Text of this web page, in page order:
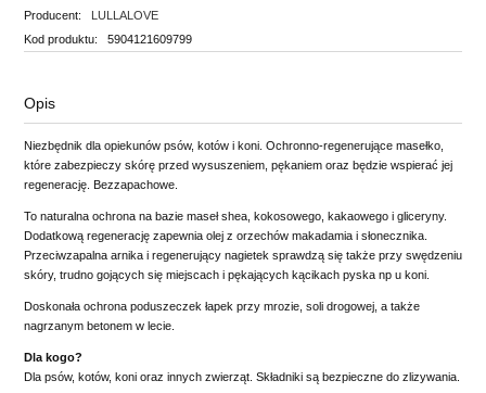
Producent:
LULLALOVE
Kod produktu:
5904121609799
Opis
Niezbędnik dla opiekunów psów, kotów i koni. Ochronno-regenerujące masełko,
które zabezpieczy skórę przed wysuszeniem, pękaniem oraz będzie wspierać jej
regenerację. Bezzapachowe.
To naturalna ochrona na bazie maseł shea, kokosowego, kakaowego i gliceryny.
Dodatkową regenerację zapewnia olej z orzechów makadamia i słonecznika.
Przeciwzapalna arnika i regenerujący nagietek sprawdzą się także przy swędzeniu
skóry, trudno gojących się miejscach i pękających kącikach pyska np u koni.
Doskonała ochrona poduszeczek łapek przy mrozie, soli drogowej, a także
nagrzanym betonem w lecie.
Dla kogo?
Dla psów, kotów, koni oraz innych zwierząt. Składniki są bezpieczne do zlizywania.